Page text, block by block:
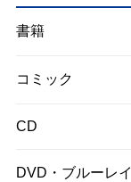
書籍
コミック
CD
DVD・ブルーレイ